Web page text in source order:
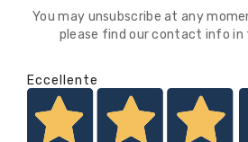
You may unsubscribe at any
please find our contact info in
Eccellente